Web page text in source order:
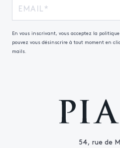
54, rue de
En vous inscrivant, vous acceptez la
pouvez vous désinscrire à tout moment en
mails.